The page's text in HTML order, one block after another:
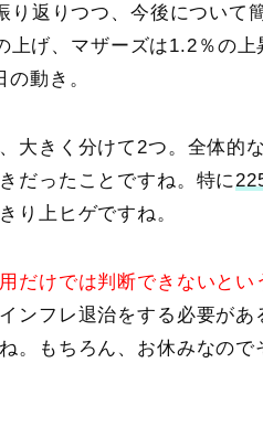
り返りつつ、今後について
上げ、マザーズは1.2％の上
動き。
大きく分けて2つ。全体的
だったことですね。特に
り上ヒゲですね。
だけでは判断できないとい
ンフレ退治をする必要が
。もちろん、お休みなの